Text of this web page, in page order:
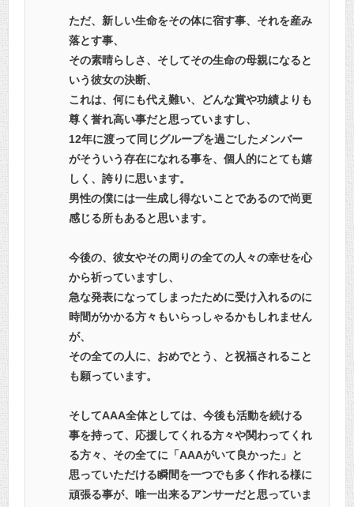
ただ、新しい生命をその体に宿す事、それを産み
落とす事、
その素晴らしさ、そしてその生命の母親になると
いう彼女の決断、
これは、何にも代え難い、どんな賞や功績よりも
尊く誉れ高い事だと思っていますし、
12年に渡って同じグループを過ごしたメンバー
がそういう存在になれる事を、個人的にとても嬉
しく、誇りに思います。
男性の僕には一生成し得ないことであるので尚更
感じる所もあると思います。
今後の、彼女やその周りの全ての人々の幸せを心
から祈っていますし、
急な発表になってしまったために受け入れるのに
時間がかかる方々もいらっしゃるかもしれません
が、
その全ての人に、おめでとう、と祝福されること
も願っています。
そしてAAA全体としては、今後も活動を続ける
事を持って、応援してくれる方々や関わってくれ
る方々、その全てに「AAAがいて良かった」と
思っていただける瞬間を一つでも多く作れる様に
頑張る事が、唯一出来るアンサーだと思っていま